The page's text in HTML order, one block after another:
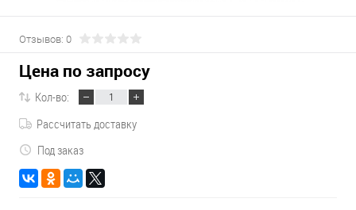
Отзывов: 0
Цена по запросу
Кол-во:
Рассчитать доставку
Под заказ